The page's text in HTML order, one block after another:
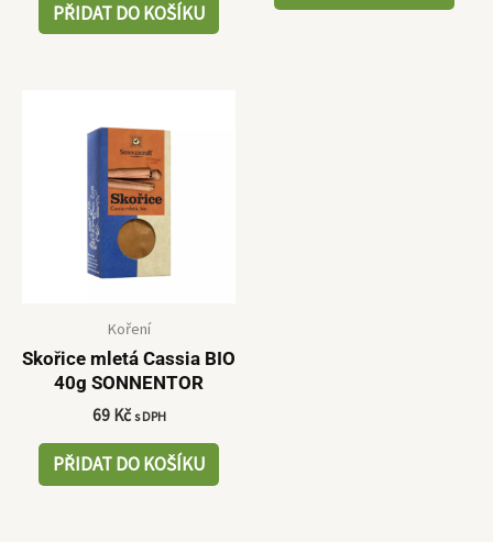
PŘIDAT DO KOŠÍKU
Koření
Skořice mletá Cassia BIO
40g SONNENTOR
69 Kč s DPH
PŘIDAT DO KOŠÍKU